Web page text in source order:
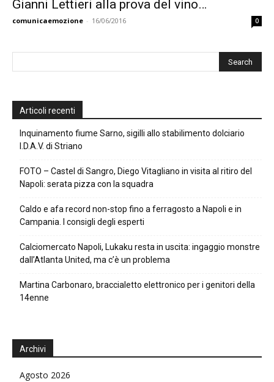
Gianni Lettieri alla prova del vino…
comunicaemozione - 16/06/2016 0
Articoli recenti
Inquinamento fiume Sarno, sigilli allo stabilimento dolciario
I.D.A.V. di Striano
FOTO – Castel di Sangro, Diego Vitagliano in visita al ritiro del
Napoli: serata pizza con la squadra
Caldo e afa record non-stop fino a ferragosto a Napoli e in
Campania. I consigli degli esperti
Calciomercato Napoli, Lukaku resta in uscita: ingaggio monstre
dall’Atlanta United, ma c’è un problema
Martina Carbonaro, braccialetto elettronico per i genitori della
14enne
Archivi
Agosto 2026